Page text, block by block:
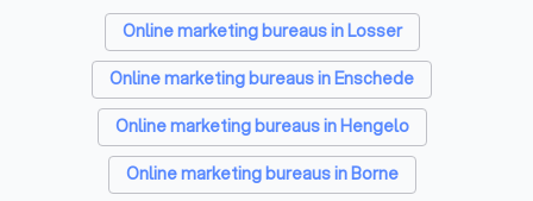
Grafisch ontwerpers in Oldenzaal
Reclamebureaus in Oldenzaal
Accountants in Oldenzaal
Online marketing bureaus in Losser
Online marketing bureaus in Enschede
Online marketing bureaus in Hengelo
Online marketing bureaus in Borne